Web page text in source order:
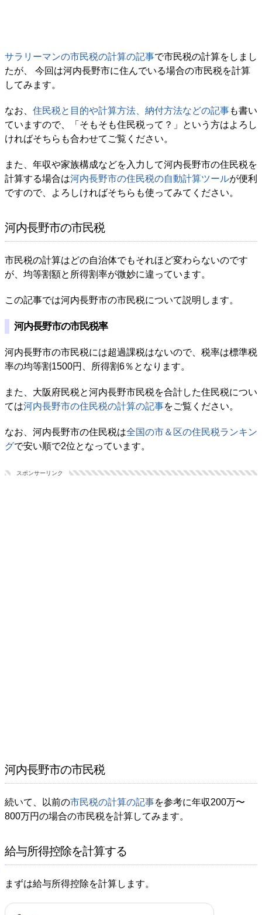
サラリーマンの市民税の計算の記事で市民税の計算をしまし
たが、 今回は河内長野市に住んでいる場合の市民税を計算
してみます。
なお、 住民税と目的や計算方法、納付方法などの記事も書い
ていますので、「そもそも住民税って？」という方はよろし
ければそちらも合わせてご覧ください。
また、年収や家族構成などを入力して河内長野市の住民税を
計算する場合は河内長野市の住民税の自動計算ツールが便利
ですので、よろしければそちらも使ってみてください。
河内長野市の市民税
市民税の計算はどの自治体でもそれほど変わらないのです
が、均等割額と所得割率が微妙に違っています。
この記事では河内長野市の市民税について説明します。
河内長野市の市民税率
河内長野市の市民税には超過課税はないので、税率は標準税
率の均等割1500円、所得割6％となります。
また、大阪府民税と河内長野市民税を合計した住民税につい
ては河内長野市の住民税の計算の記事をご覧ください。
なお、河内長野市の住民税は全国の市＆区の住民税ランキン
グで安い順で2位となっています。
スポンサーリンク
河内長野市の市民税
続いて、以前の市民税の計算の記事を参考に年収200万〜
800万円の場合の市民税を計算してみます。
給与所得控除を計算する
まずは給与所得控除を計算します。